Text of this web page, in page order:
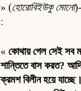
» (হোরোবিইউকু মোনো
:
«কোথায় গেল সেই সব
শান্তিতে বাস করত?
ক্রমশ বিলীন হয়ে